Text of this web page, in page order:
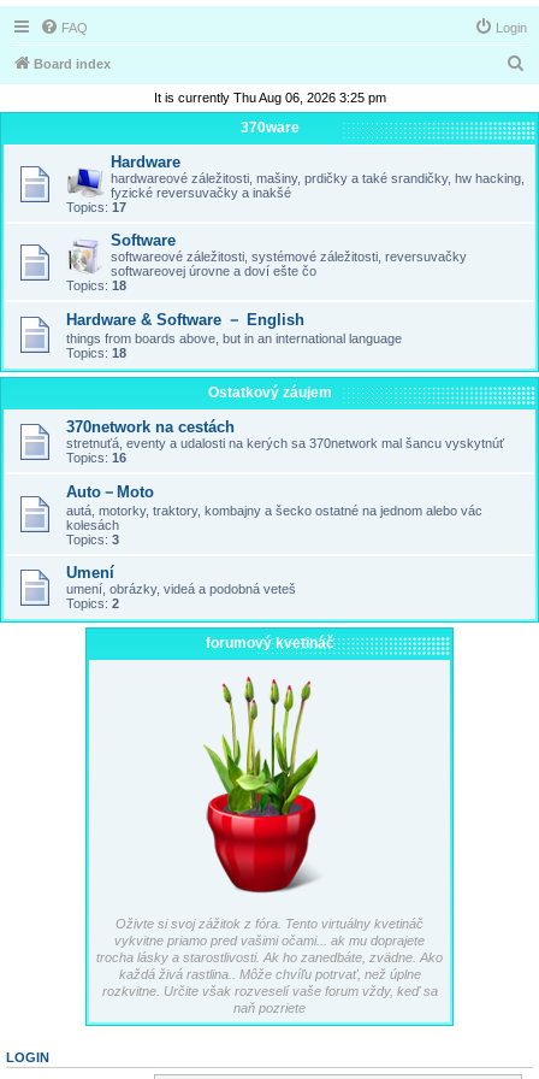
FAQ Login
Board index
a
r
It is currently Thu Aug 06, 2026 3:25 pm
370ware
Hardware
hardwareové záležitosti, mašiny, prdičky a také srandičky, hw hacking,
fyzické reversuvačky a inakšé
Topics: 17
Software
softwareové záležitosti, systémové záležitosti, reversuvačky
softwareovej úrovne a doví ešte čo
Topics: 18
Hardware & Software － English
things from boards above, but in an international language
Topics: 18
Ostatkový záujem
370network na cestách
stretnuťá, eventy a udalosti na kerých sa 370network mal šancu vyskytnúť
Topics: 16
Auto－Moto
autá, motorky, traktory, kombajny a šecko ostatné na jednom alebo vác
kolesách
Topics: 3
Umení
umení, obrázky, videá a podobná veteš
Topics: 2
forumový kvetináč
Oživte si svoj zážitok z fóra. Tento virtuálny kvetináč
vykvitne priamo pred vašimi očami... ak mu doprajete
trocha lásky a starostlivosti. Ak ho zanedbáte, zvädne. Ako
každá živá rastlina.. Môže chvíľu potrvať, než úplne
rozkvitne. Určite však rozveselí vaše forum vždy, keď sa
naň pozriete
LOGIN